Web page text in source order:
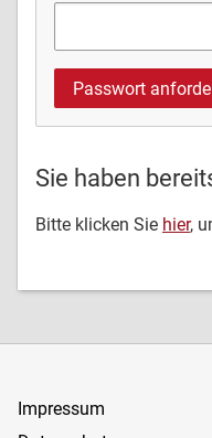
Sie haben
Bitte klicken Sie hier,
Impressum